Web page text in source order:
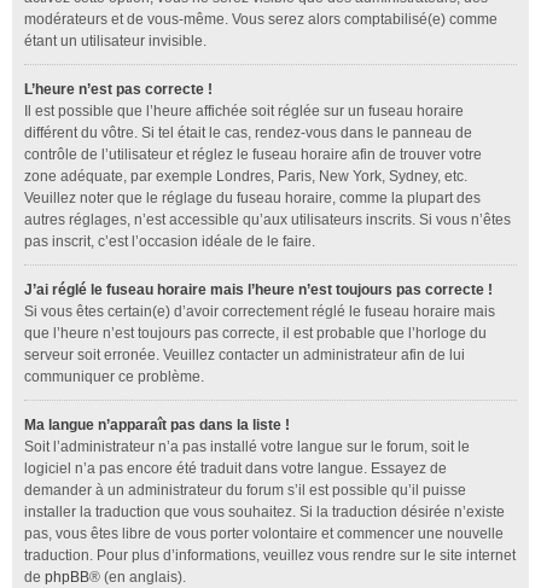
modérateurs et de vous-même. Vous serez alors comptabilisé(e) comme
étant un utilisateur invisible.
L’heure n’est pas correcte !
Il est possible que l’heure affichée soit réglée sur un fuseau horaire
différent du vôtre. Si tel était le cas, rendez-vous dans le panneau de
contrôle de l’utilisateur et réglez le fuseau horaire afin de trouver votre
zone adéquate, par exemple Londres, Paris, New York, Sydney, etc.
Veuillez noter que le réglage du fuseau horaire, comme la plupart des
autres réglages, n’est accessible qu’aux utilisateurs inscrits. Si vous n’êtes
pas inscrit, c’est l’occasion idéale de le faire.
J’ai réglé le fuseau horaire mais l’heure n’est toujours pas correcte !
Si vous êtes certain(e) d’avoir correctement réglé le fuseau horaire mais
que l’heure n’est toujours pas correcte, il est probable que l’horloge du
serveur soit erronée. Veuillez contacter un administrateur afin de lui
communiquer ce problème.
Ma langue n’apparaît pas dans la liste !
Soit l’administrateur n’a pas installé votre langue sur le forum, soit le
logiciel n’a pas encore été traduit dans votre langue. Essayez de
demander à un administrateur du forum s’il est possible qu’il puisse
installer la traduction que vous souhaitez. Si la traduction désirée n’existe
pas, vous êtes libre de vous porter volontaire et commencer une nouvelle
traduction. Pour plus d’informations, veuillez vous rendre sur le site internet
de phpBB® (en anglais).